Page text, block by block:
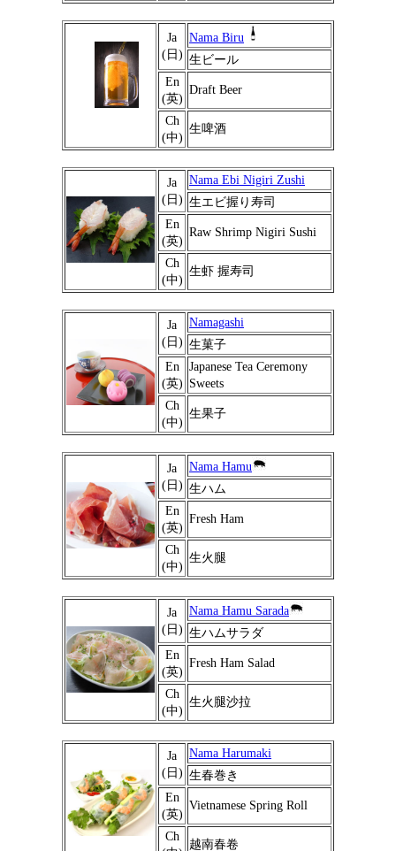
Ja
(日)
Nama Biru
生ビール
En
(英)
Draft Beer
Ch
(中)
生啤酒
Ja
(日)
Nama Ebi Nigiri Zushi
生エビ握り寿司
En
(英)
Raw Shrimp Nigiri Sushi
Ch
(中)
生虾 握寿司
Ja
(日)
Namagashi
生菓子
En
(英)
Japanese Tea Ceremony
Sweets
Ch
(中)
生果子
Ja
(日)
Nama Hamu
生ハム
En
(英)
Fresh Ham
Ch
(中)
生火腿
Ja
(日)
Nama Hamu Sarada
生ハムサラダ
En
(英)
Fresh Ham Salad
Ch
(中)
生火腿沙拉
Ja
(日)
Nama Harumaki
生春巻き
En
(英)
Vietnamese Spring Roll
Ch
越南春卷